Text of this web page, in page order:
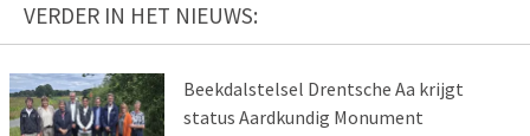
VERDER IN HET NIEUWS:
Beekdalstelsel Drentsche Aa krijgt
status Aardkundig Monument